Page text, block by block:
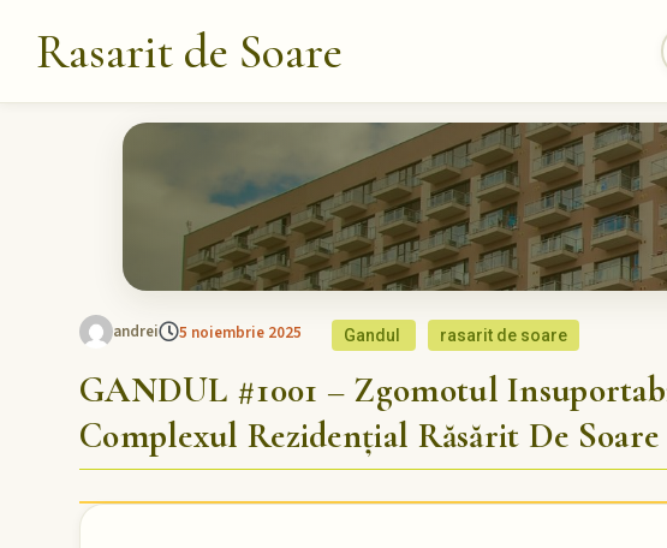
Rasarit de Soare
andrei 5 noiembrie 2025 Gandul rasarit de soare
GANDUL #1001 – Zgomotul
Complexul Rezidențial Răsărit De Soare